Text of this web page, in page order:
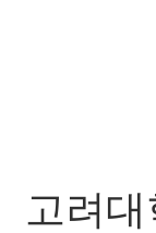
고려